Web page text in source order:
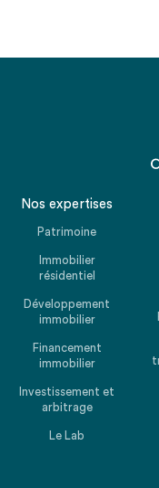
Nos expertises
Patrimoine
Immobilier
résidentiel
Développement
immobilier
Financement
immobilier
Investissement et
arbitrage
Le Lab